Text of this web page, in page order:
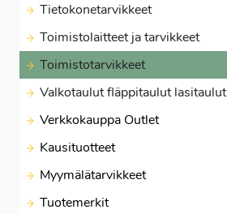
Tietokonetarvikkeet
Toimistolaitteet ja tarvikkeet
Toimistotarvikkeet
Valkotaulut fläppitaulut lasitaulut
Verkkokauppa Outlet
Kausituotteet
Myymälätarvikkeet
Tuotemerkit